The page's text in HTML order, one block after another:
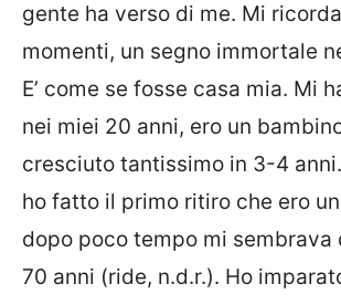
gente ha verso di me. Mi
momenti, un segno immortale
E’ come se fosse casa mia. Mi
nei miei 20 anni, ero un
cresciuto tantissimo in 3-4
ho fatto il primo ritiro che ero
dopo poco tempo mi sembrava
70 anni (ride, n.d.r.). Ho